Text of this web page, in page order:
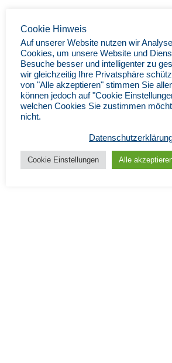
Cookie Hinweis
Auf unserer Website nutzen wir
Cookies, um unsere Website und
Besuche besser und intelligenter zu
wir gleichzeitig Ihre Privatsphäre
von "Alle akzeptieren" stimmen Sie
können jedoch auf "Cookie
welchen Cookies Sie zustimmen
nicht.
Cookie Einstellungen Alle